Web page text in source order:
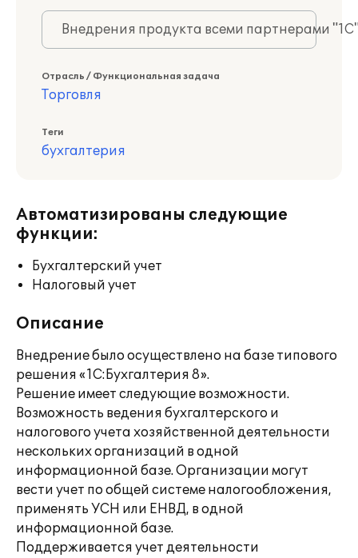
Внедрения продукта всеми партнерами
Отрасль / Функциональная задача
Торговля
Теги
бухгалтерия
Автоматизированы следующие
функции:
Бухгалтерский учет
Налоговый учет
Описание
Внедрение было осуществлено на базе типового
решения «1С:Бухгалтерия 8».
Решение имеет следующие возможности.
Возможность ведения бухгалтерского и
налогового учета хозяйственной деятельности
нескольких организаций в одной
информационной базе. Организации могут
вести учет по общей системе налогообложения,
применять УСН или ЕНВД, в одной
информационной базе.
Поддерживается учет деятельности